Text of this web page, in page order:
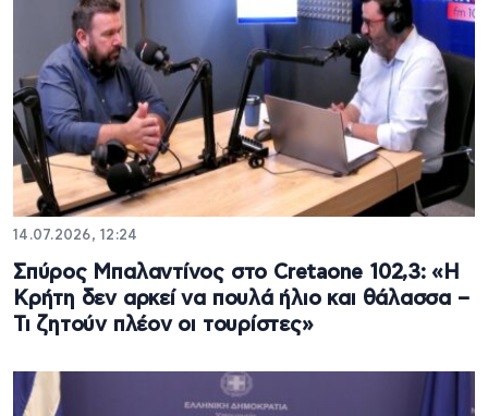
14.07.2026, 12:24
Σπύρος Μπαλαντίνος στο Cretaone 102,3: «Η
Κρήτη δεν αρκεί να πουλά ήλιο και θάλασσα –
Τι ζητούν πλέον οι τουρίστες»